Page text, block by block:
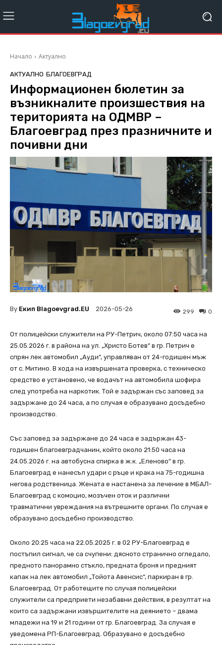
Начало Актуално
АКТУАЛНО БЛАГОЕВГРАД
Информационен бюлетин за
възникналите произшествия на
територията на ОДМВР –
Благоевград през празничните и
почивни дни
By Екип Blagoevgrad.EU 2026-05-26 0
299
От полицейски служители на РУ-Петрич, около 07:50 часа на
25.05.2026 г. в района на ул. „Христо Ботев“ в гр. Петрич е
спрян лек автомобил „Ауди“, управляван от 24-годишен мъж
от с. Митино. В хода на извършената проверка, с техническо
средство е установено, че водачът на автомобила шофира
след употреба на наркотик. Той е задържан със заповед за
задържане до 24 часа, а по случая е образувано досъдебно
производство.
Със заповед за задържане до 24 часа е задържан 43-
годишен благоевградчанин, който около 21:50 часа на
24.05.2026 г. на автобусна спирка в ж.к. „Еленово“ в гр.
Благоевград е нанесъл удари с ръце и крака на 75-годишна
негова родственица. Жената е настанена за лечение в МБАЛ-
Благоевград с комоцио, мозъчен оток и различни
травматични увреждания на вътрешните органи. По случая е
образувано досъдебно производство.
Около 20:25 часа на 22.05.2025 г. в 02 РУ-Благоевград е
постъпил сигнал, че са счупени: дясното странично огледало,
предното панорамно стъкло, предната броня и предният
капак на лек автомобил „Тойота Авенсис“, паркиран в гр.
Благоевград. От работещите по случая полицейски
служители са предприети незабавни действия, в резултат на
които са задържани извършителите на деянието – двама
младежи на 19 и 21 години от гр. Благоевград. За случая е
уведомена РП-Благоевград. Образувано е досъдебно